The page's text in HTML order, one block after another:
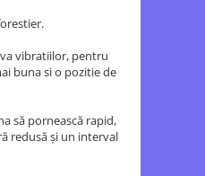
vibratiilor, pentru
buna si o pozitie de
să pornească rapid,
redusă şi un interval